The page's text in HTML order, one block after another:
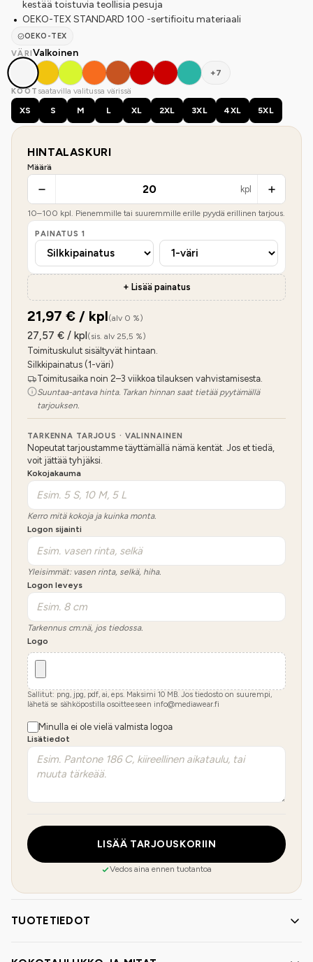
kestää toistuvia teollisia pesuja
OEKO-TEX STANDARD 100 -sertifioitu materiaali
OEKO-TEX
VÄRIValkoinen
+7
KOOT saatavilla valitussa värissä
XS
S M L XL 2XL 3XL 4XL 5XL
HINTALASKURI
Määrä
kpl
10–100 kpl. Pienemmille tai suuremmille erille pyydä erillinen tarjous.
PAINATUS 1
+ Lisää painatus
21,97 € / kpl(alv 0 %)
27,57 € / kpl(sis. alv 25,5 %)
Toimituskulut sisältyvät hintaan.
Silkkipainatus (1-väri)
Toimitusaika noin 2–3 viikkoa tilauksen vahvistamisesta.
Suuntaa-antava hinta. Tarkan hinnan saat tietää pyytämällä
tarjouksen.
TARKENNA TARJOUS · VALINNAINEN
Nopeutat tarjoustamme täyttämällä nämä kentät. Jos et tiedä,
voit jättää tyhjäksi.
Kokojakauma
Kerro mitä kokoja ja kuinka monta.
Logon sijainti
Yleisimmät: vasen rinta, selkä, hiha.
Logon leveys
Tarkennus cm:nä, jos tiedossa.
Logo
Sallitut: png, jpg, pdf, ai, eps. Maksimi 10 MB. Jos tiedosto on suurempi,
lähetä se sähköpostilla osoitteeseen info@mediawear.fi
Minulla ei ole vielä valmista logoa
Lisätiedot
LISÄÄ TARJOUSKORIIN
Vedos aina ennen tuotantoa
TUOTETIEDOT